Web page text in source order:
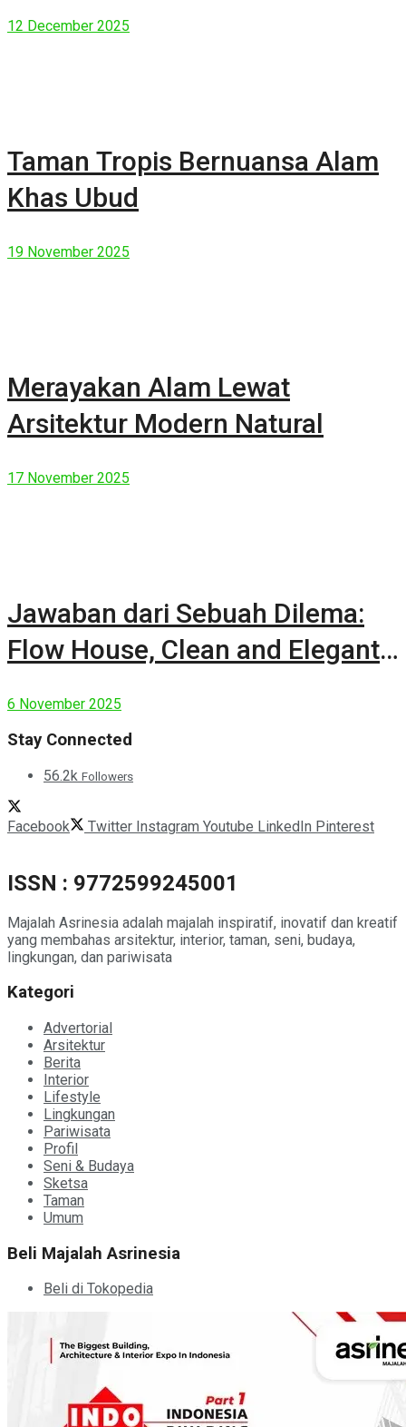
12 December 2025
Taman Tropis Bernuansa Alam
Khas Ubud
19 November 2025
Merayakan Alam Lewat
Arsitektur Modern Natural
17 November 2025
Jawaban dari Sebuah Dilema:
Flow House, Clean and Elegant
6 November 2025
Stay Connected
56.2k Followers
Facebook Twitter Instagram Youtube LinkedIn Pinterest
ISSN : 9772599245001
Majalah Asrinesia adalah majalah inspiratif, inovatif dan kreatif
yang membahas arsitektur, interior, taman, seni, budaya,
lingkungan, dan pariwisata
Kategori
Advertorial
Arsitektur
Berita
Interior
Lifestyle
Lingkungan
Pariwisata
Profil
Seni & Budaya
Sketsa
Taman
Umum
Beli Majalah Asrinesia
Beli di Tokopedia